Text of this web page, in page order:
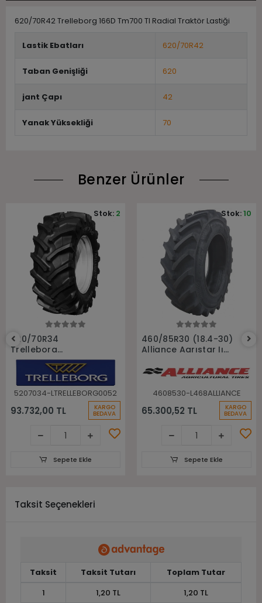
620/70R42 Trelleborg 166D Tm700 Tl Radial Traktör Lastiği
Lastik Ebatları 620/70R42
Taban Genişliği 620
jant Çapı 42
Yanak Yüksekliği 70
Benzer Ürünler
520/70R34
Trelleborg
148A8(148B) Tm700
Tl Radyal Traktör
Lastiği
5207034-LTRELLEBORG0052
93.732,00 TL KARGO
BEDAVA
Stok: 2
Sepete Ekle
Sepete Ekle
460/85R30 (18.4-30)
Alliance Agrıstar Iı
Traktör lastiği
4608530-L468ALLIANCE
65.300,52 TL KARGO
BEDAVA
Stok:10
Sepete Ekle
Taksit Seçenekleri
Taksit Taksit Tutarı
Toplam Tutar
1
1,20 TL 1,20 TL